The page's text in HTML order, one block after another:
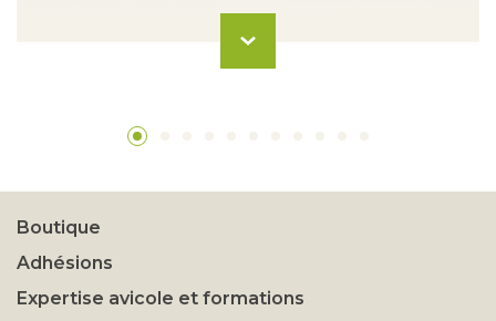
Boutique
Adhésions
Expertise avicole et formations